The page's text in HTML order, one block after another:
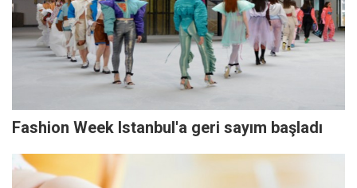
Fashion Week Istanbul'a geri sayım başladı